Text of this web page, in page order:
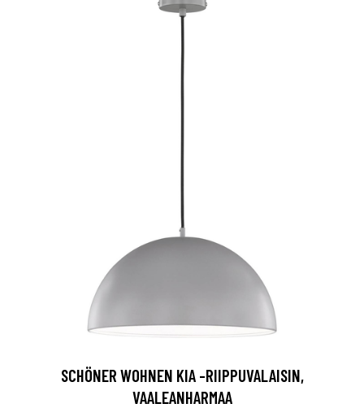
SCHÖNER WOHNEN KIA -RIIPPUVALAISIN,
VAALEANHARMAA